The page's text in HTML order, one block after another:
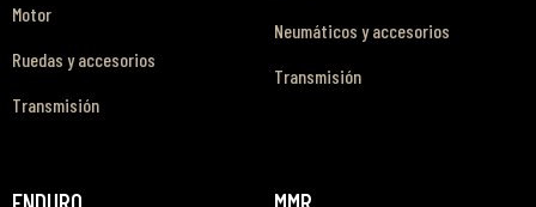
Motor
Ruedas y accesorios
Transmisión
Neumáticos y accesorios
Transmisión